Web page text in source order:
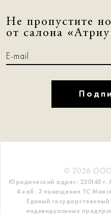
Не пропустите
от салона
© 2026 ООО
Юридический адрес: 220140
4 каб. 3 помещение ТС
Единый государственный
индивидуальных